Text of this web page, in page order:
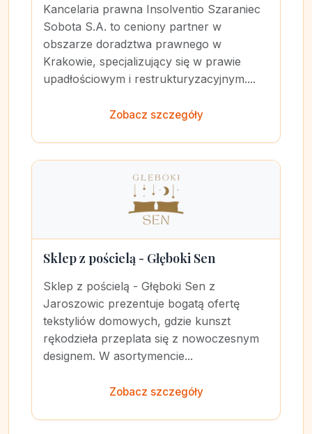
Kancelaria prawna Insolventio Szaraniec
Sobota S.A. to ceniony partner w
obszarze doradztwa prawnego w
Krakowie, specjalizujący się w prawie
upadłościowym i restrukturyzacyjnym....
Zobacz szczegóły
Sklep z pościelą - Głęboki Sen
Sklep z pościelą - Głęboki Sen z
Jaroszowic prezentuje bogatą ofertę
tekstyliów domowych, gdzie kunszt
rękodzieła przeplata się z nowoczesnym
designem. W asortymencie...
Zobacz szczegóły